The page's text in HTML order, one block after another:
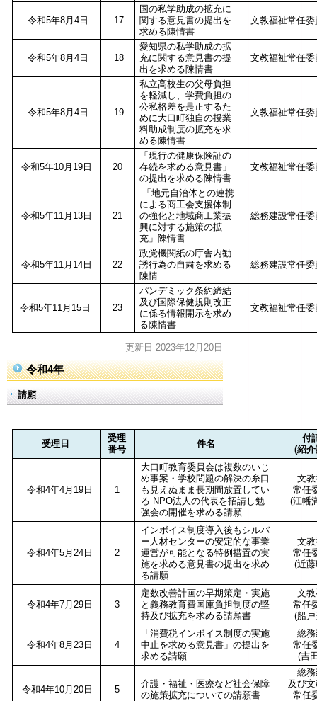
令和5年8月4日 17
国の私学助成の拡充に
関する意見書の提出を
求める陳情書
文教福祉常任委
令和5年8月4日 18
愛知県の私学助成の拡
充に関する意見書の提
出を求める陳情書
文教福祉常任委
令和5年8月4日 19
私立高校生の父母負担
を軽減し、学費負担の
公私格差を是正するた
めに大口町独自の授業
料助成制度の拡充を求
める陳情書
文教福祉常任委
令和5年10月19日 20
「現行の健康保険証の
存続を求める意見書」
の提出を求める陳情書
文教福祉常任委
令和5年11月13日 21
「地元自治体との連携
による商工会支援体制
の強化と地域商工業振
興に対する施策の拡
充」陳情書
総務建設常任委
令和5年11月14日 22
政党機関紙の庁舎内勧
誘行為の自粛を求める
陳情
総務建設常任委
令和5年11月15日 23
パンデミック条約締結
及び国際保健規則改正
に係る情報開示を求め
る陳情書
文教福祉常任委
更新日 2023年12月20日
令和4年
請願
受理日
受理
番号
件名
付
(紹
令和4年4月19日 1
大口町教育委員会は複数のいじ
め事案・学校問題の解決の糸口
も見えぬまま長期間放置してい
る NPO法人の代表を招請し勉
強会の開催を求める請願
文
常任
(江幡
令和4年5月24日 2
インボイス制度導入後もシルバ
ー人材センターの安定的な事業
運営が可能となる特例措置の実
施を求める意見書の提出を求め
る請願
文
常任
(近
令和4年7月29日 3
定数改善計画の早期策定・実施
と義務教育費国庫負担制度の堅
持及び拡充を求める請願書
文
常任
(船
令和4年8月23日 4
「消費税インボイス制度の実施
中止を求める意見書」の提出を
求める請願
総
常任
(吉
令和4年10月20日 5
介護・福祉・医療など社会保障
の施策拡充についての請願書
総
及び
常任